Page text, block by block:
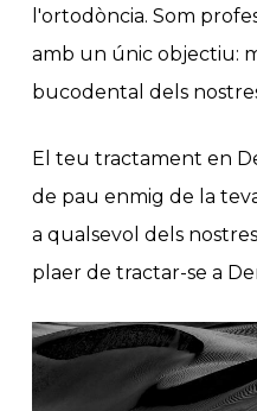
l'ortodòncia. Som
amb un únic objectiu:
bucodental dels
El teu tractament en
de pau enmig de la
a qualsevol dels
plaer de tractar-se a